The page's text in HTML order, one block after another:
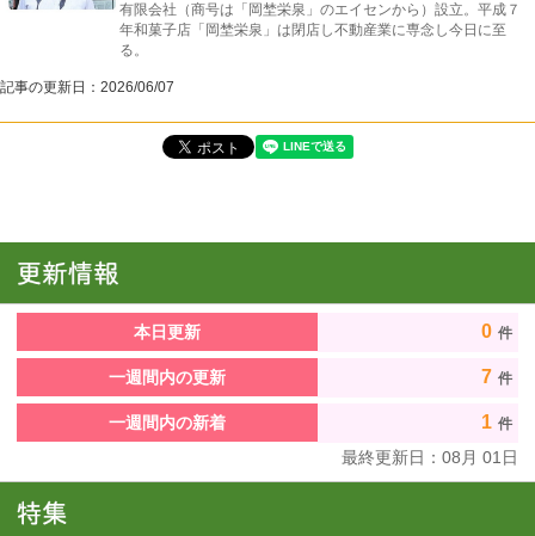
有限会社（商号は「岡埜栄泉」のエイセンから）設立。平成７
年和菓子店「岡埜栄泉」は閉店し不動産業に専念し今日に至
る。
記事の更新日： 2026/06/07
本日更新 0 件
一週間内の更新 7 件
一週間内の新着 1 件
最終更新日： 08 月 01 日